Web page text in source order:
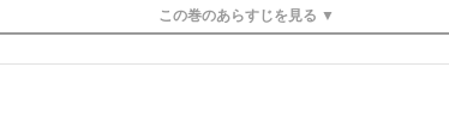
この巻のあらすじを 見る ▼